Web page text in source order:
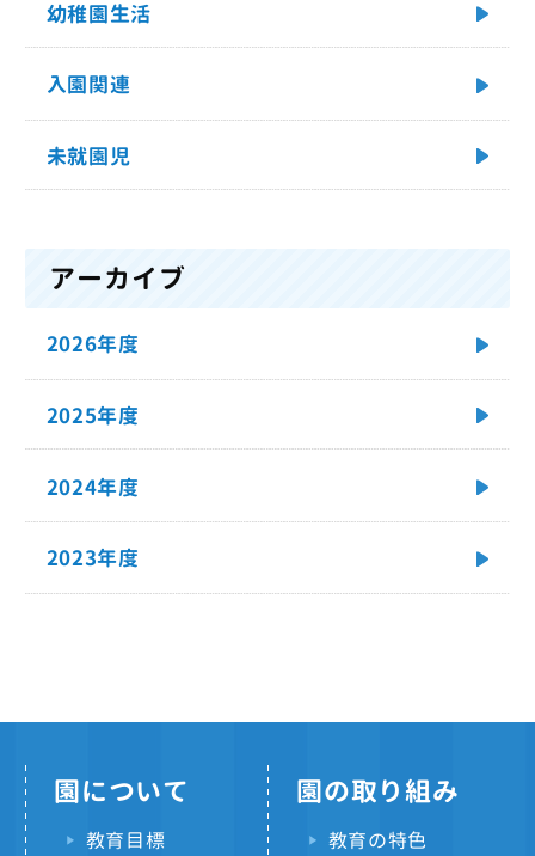
幼稚園生活
入園関連
未就園児
アーカイブ
2026年度
2025年度
2024年度
2023年度
園について
教育目標
園の取り組み
教育の特色